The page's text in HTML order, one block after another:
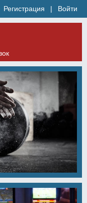
Регистрация | Войти